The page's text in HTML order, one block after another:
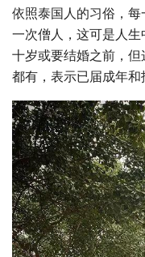
依照泰国人的习俗，
一次僧人，这可是人
十岁或要结婚之前，
都有，表示已届成年和